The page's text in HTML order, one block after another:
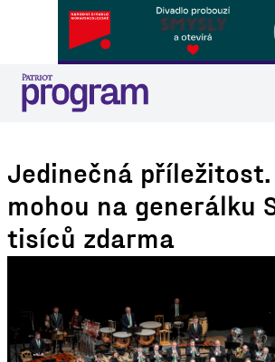
Jedinečná
mohou na generálku
tisíců zdarma